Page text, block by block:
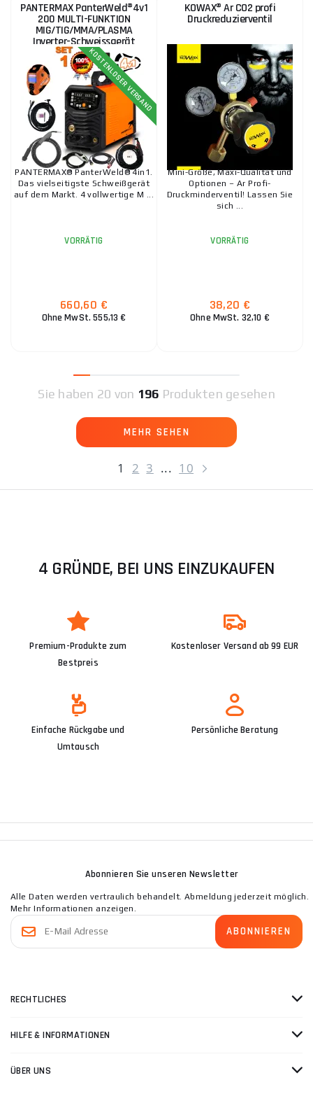
PANTERMAX PanterWeld®4v1
200 MULTI-FUNKTION
MIG/TIG/MMA/PLASMA
Inverter-Schweissgerät
Brenner Kabel Elektrode
KOSTENLOSER VERSAND
PANTERMAX® PanterWeld® 4in1.
Das vielseitigste Schweißgerät
auf dem Markt. 4 vollwertige M ...
VORRÄTIG
660,60 €
Ohne MwSt. 555,13 €
KOWAX® Ar CO2 profi
Druckreduzierventil
Mini-Größe, Maxi-Qualität und
Optionen – Ar Profi-
Druckminderventil! Lassen Sie
sich ...
VORRÄTIG
38,20 €
Ohne MwSt. 32,10 €
1 2 3 ... 10
Sie haben 20 von 196 Produkten gesehen
MEHR SEHEN
4 GRÜNDE, BEI UNS EINZUKAUFEN
Premium-Produkte zum
Bestpreis
Kostenloser Versand ab 99 EUR
Einfache Rückgabe und
Umtausch
Persönliche Beratung
Abonnieren Sie unseren Newsletter
Alle Daten werden vertraulich behandelt. Abmeldung jederzeit möglich.
Mehr Informationen anzeigen.
RECHTLICHES
HILFE & INFORMATIONEN
ÜBER UNS